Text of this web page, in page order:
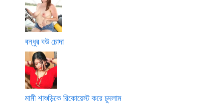
বন্ধুর বউ চোদা
মামী শাশুড়িকে রিকোয়েস্ট করে চুদলাম